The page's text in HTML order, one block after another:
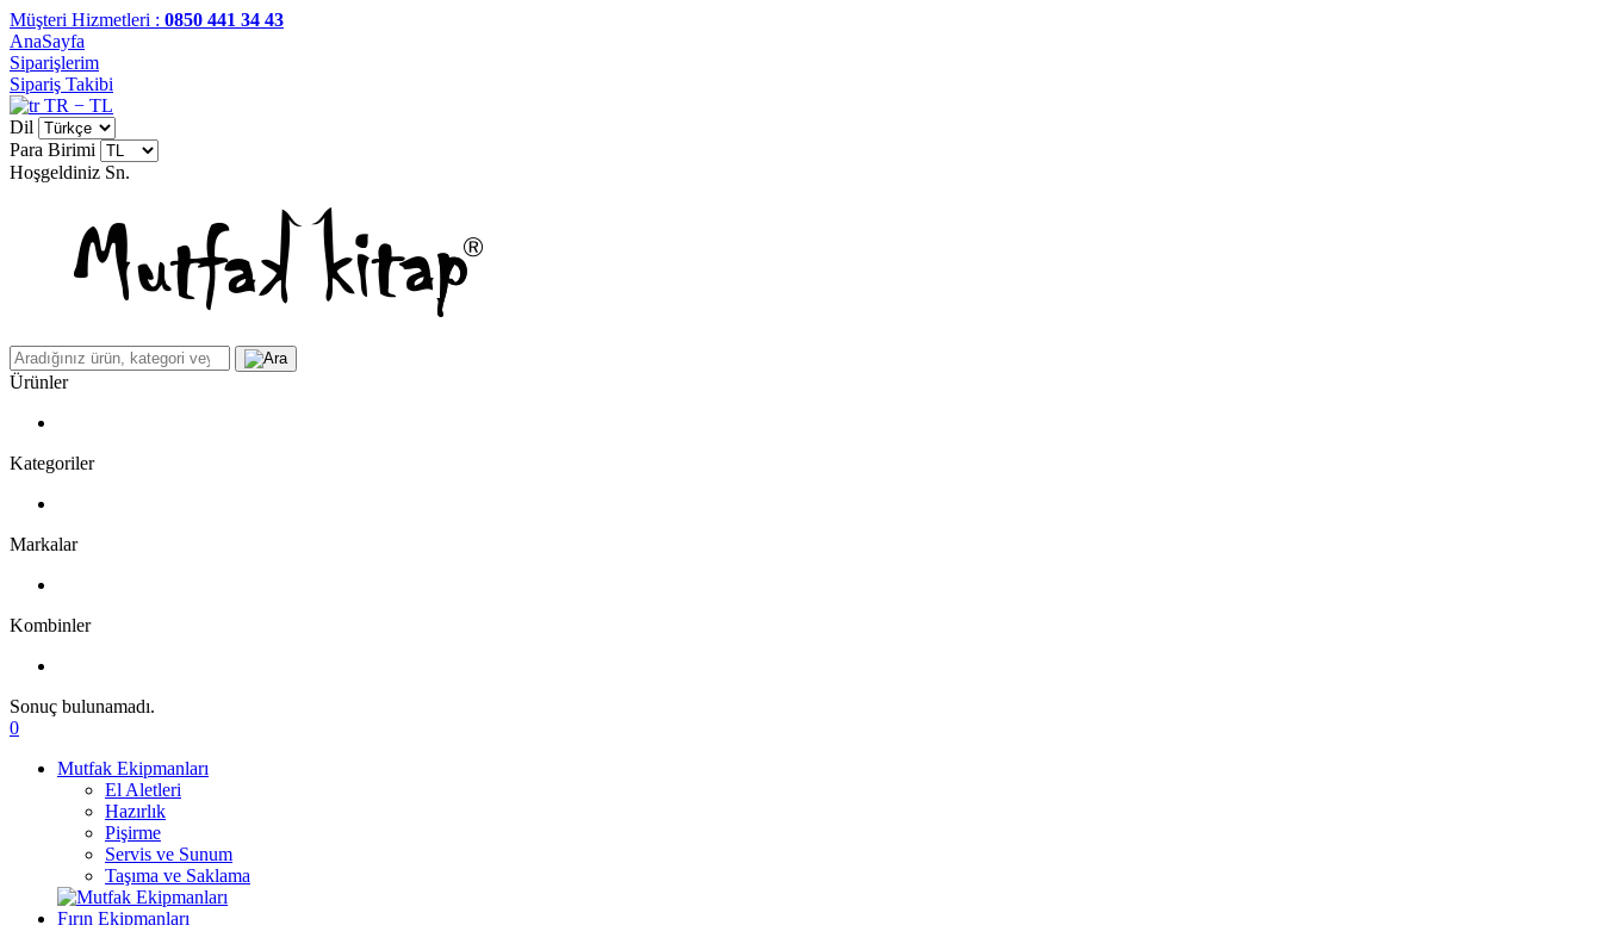
Müşteri Hizmetleri : 0850 441 34 43
AnaSayfa
Siparişlerim
Sipariş Takibi
TR − TL
Dil
Para Birimi
Hoşgeldiniz Sn.
Ürünler
Kategoriler
Markalar
Kombinler
Sonuç bulunamadı.
0
Mutfak Ekipmanları
El Aletleri
Hazırlık
Pişirme
Servis ve Sunum
Taşıma ve Saklama
Fırın Ekipmanları